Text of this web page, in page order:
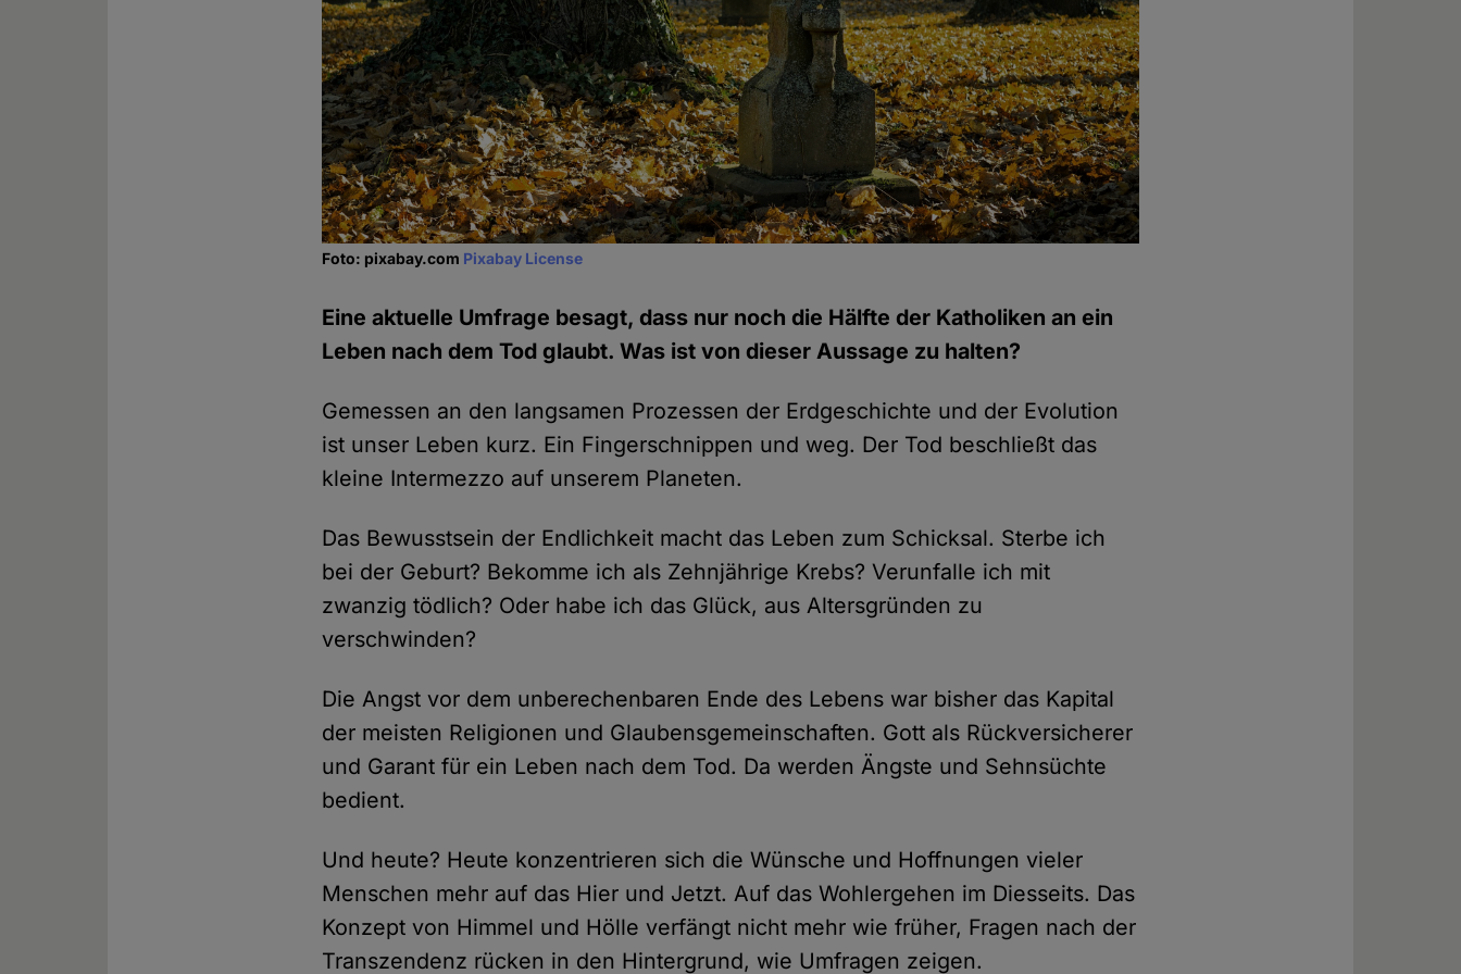
Foto: pixabay.com Pixabay License
Eine aktuelle Umfrage besagt, dass nur noch die Hälfte der Katholiken an ein
Leben nach dem Tod glaubt. Was ist von dieser Aussage zu halten?
Gemessen an den langsamen Prozessen der Erdgeschichte und der Evolution
ist unser Leben kurz. Ein Fingerschnippen und weg. Der Tod beschließt das
kleine Intermezzo auf unserem Planeten.
Das Bewusstsein der Endlichkeit macht das Leben zum Schicksal. Sterbe ich
bei der Geburt? Bekomme ich als Zehnjährige Krebs? Verunfalle ich mit
zwanzig tödlich? Oder habe ich das Glück, aus Altersgründen zu
verschwinden?
Die Angst vor dem unberechenbaren Ende des Lebens war bisher das Kapital
der meisten Religionen und Glaubensgemeinschaften. Gott als Rückversicherer
und Garant für ein Leben nach dem Tod. Da werden Ängste und Sehnsüchte
bedient.
Und heute? Heute konzentrieren sich die Wünsche und Hoffnungen vieler
Menschen mehr auf das Hier und Jetzt. Auf das Wohlergehen im Diesseits. Das
Konzept von Himmel und Hölle verfängt nicht mehr wie früher, Fragen nach der
Transzendenz rücken in den Hintergrund, wie Umfragen zeigen.